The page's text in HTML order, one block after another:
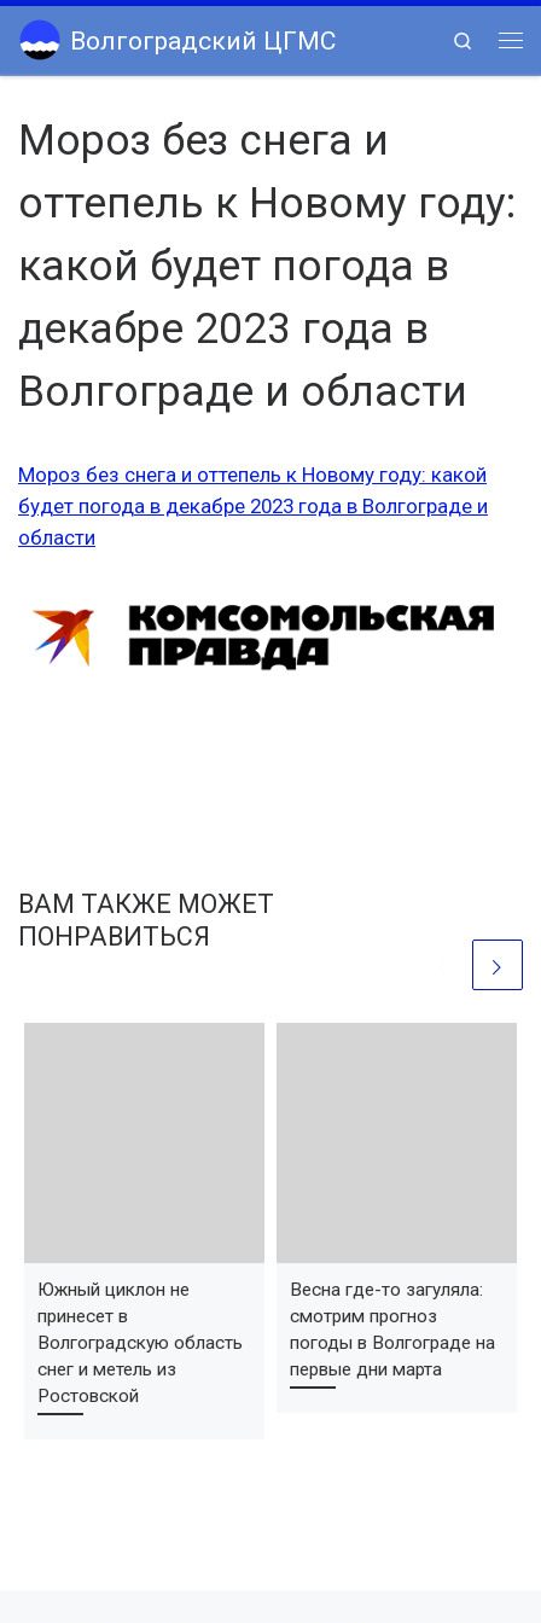
Skip to content
Волгоградский ЦГМС
Search
Мороз без снега и
оттепель к Новому году:
какой будет погода в
декабре 2023 года в
Волгограде и области
Мороз без снега и оттепель к Новому году: какой
будет погода в декабре 2023 года в Волгограде и
области
ВАМ ТАКЖЕ МОЖЕТ
ПОНРАВИТЬСЯ
Южный циклон не
принесет в
Волгоградскую область
снег и метель из
Ростовской
Весна где-то загуляла:
смотрим прогноз
погоды в Волгограде на
первые дни марта